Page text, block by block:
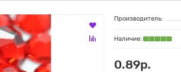
Производитель:
0.89р.